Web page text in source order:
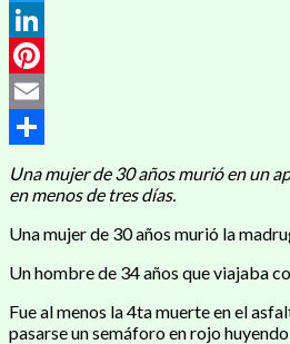
Twitter
LinkedIn
Pinterest
Email
Compartir
Una mujer de 30 años murió en un
en menos de tres días.
Una mujer de 30 años murió la
Un hombre de 34 años que viajaba
Fue al menos la 4ta muerte en el
pasarse un semáforo en rojo